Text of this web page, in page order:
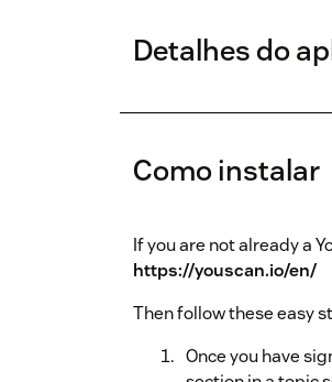
Detalhes do
Como instalar
If you are not already a
https://youscan.io/en/
Then follow these easy
Once you have